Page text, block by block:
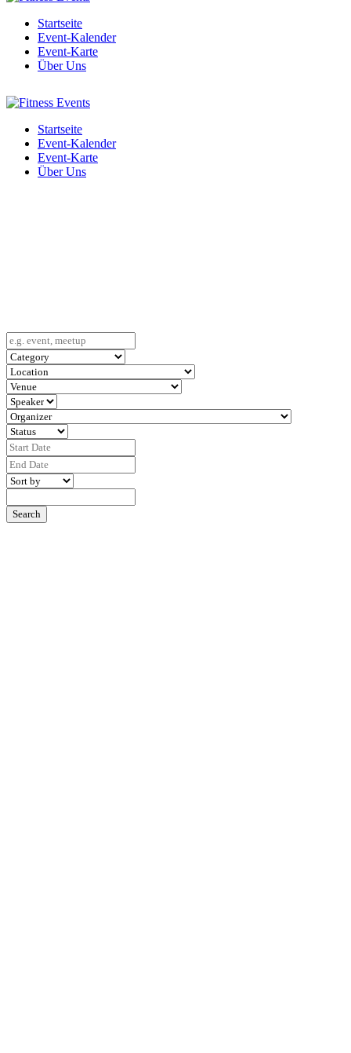
Startseite
Event-Kalender
Event-Karte
Über Uns
Startseite
Event-Kalender
Event-Karte
Über Uns
Search